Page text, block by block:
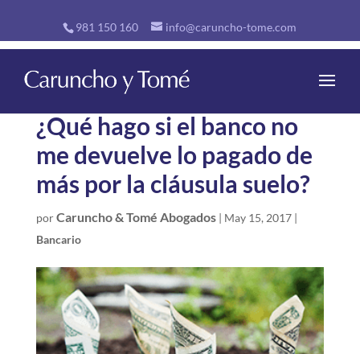
981 150 160 info@caruncho-tome.com
¿Qué hago si el banco no
me devuelve lo pagado de
más por la cláusula suelo?
porCaruncho & Tomé Abogados| May 15, 2017|
Bancario